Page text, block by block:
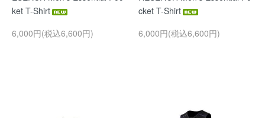
ket T-Shirt
6,000円(税込6,600円)
cket T-Shirt
6,000円(税込6,600円)